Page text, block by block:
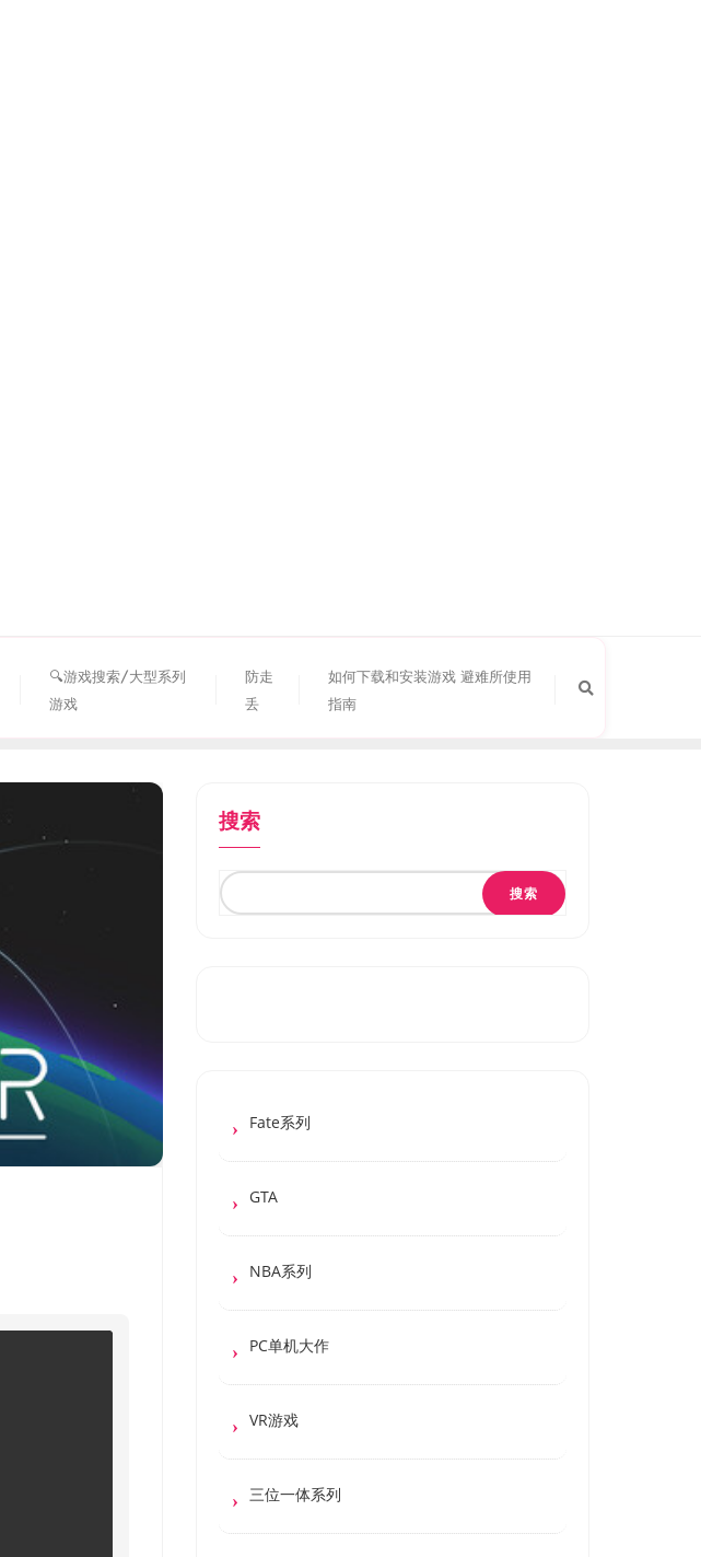
🔍游戏搜索/大型系列
游戏
防走
丢
如何下载和安装游戏 避难所使用
指南
搜索
搜索
Fate系列
GTA
NBA系列
PC单机大作
VR游戏
三位一体系列